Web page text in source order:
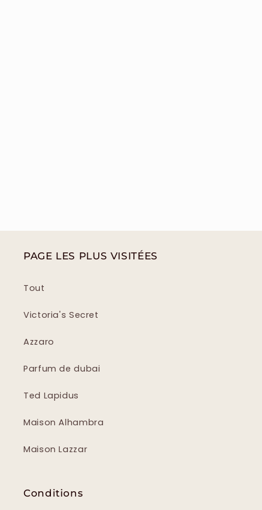
PAGE LES PLUS VISITÉES
Tout
Victoria's Secret
Azzaro
Parfum de dubai
Ted Lapidus
Maison Alhambra
Maison Lazzar
Conditions